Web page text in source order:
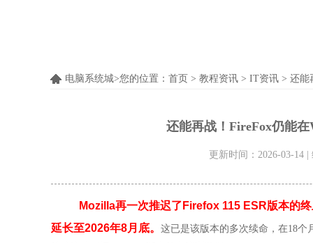
电脑系统城>您的位置： 首页 > 教程资讯 > IT资讯 > 还能
还能再战！FireFox仍能
更新时间：2026-03-14
Mozilla再一次推迟了Firefox 115 ESR版本的
延长至2026年8月底。 这已是该版本的多次续命，在18